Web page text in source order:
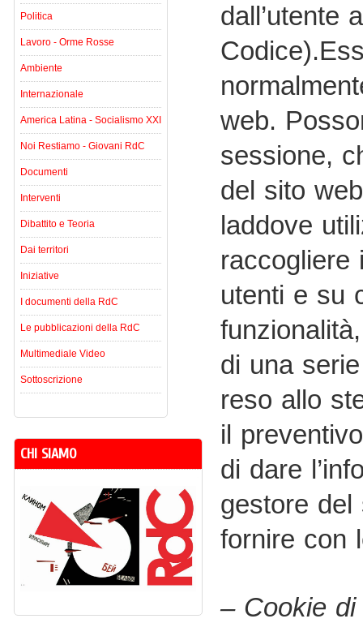
dall’utente
web.
sessione,
del sito
laddove
raccogliere
utenti e su
di una
reso allo
il
di dare
gestore del
fornire con
– Cookie
Politica
Lavoro - Orme Rosse
Ambiente
Internazionale
America Latina - Socialismo XXI
Noi Restiamo - Giovani RdC
Documenti
Interventi
Dibattito e Teoria
Dai territori
Iniziative
I documenti della RdC
Le pubblicazioni della RdC
Multimediale Video
Sottoscrizione
CHI SIAMO